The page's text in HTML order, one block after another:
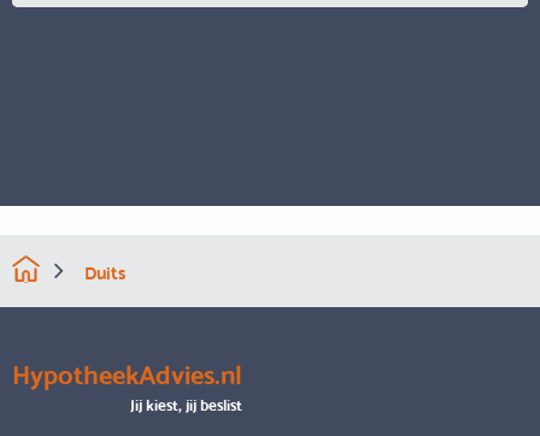
Duits
HypotheekAdvies.nl
Jij kiest, jij beslist